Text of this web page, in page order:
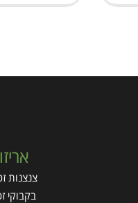
צנצנות
בקבוקי